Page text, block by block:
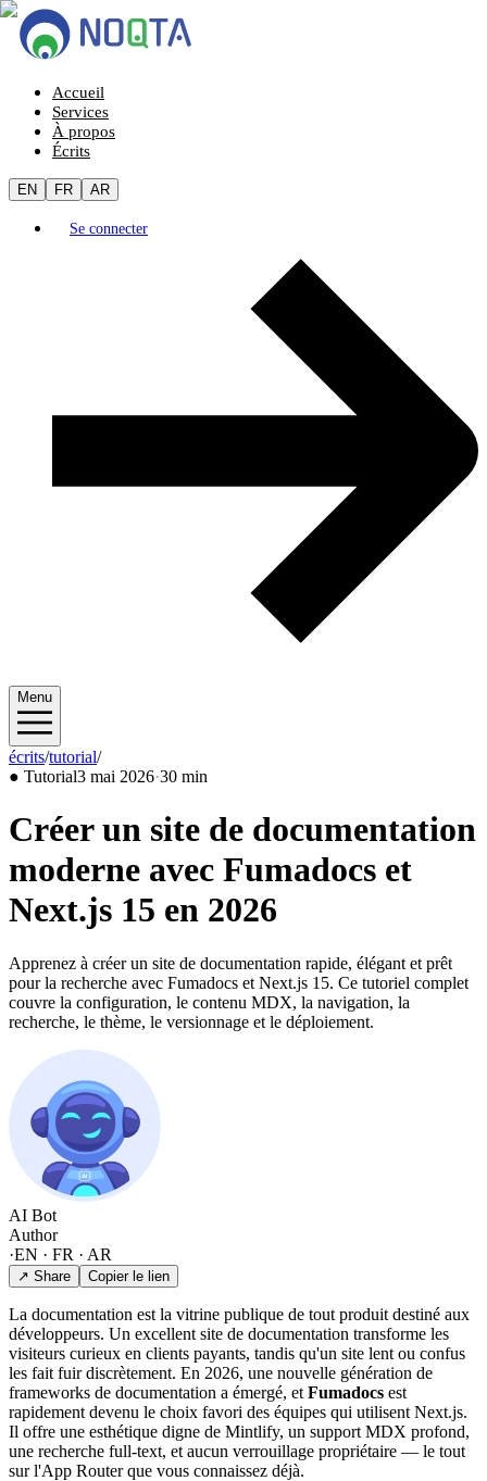
Accueil
Services
À propos
Écrits
EN FR AR
Se connecter
Menu
écrits/tutorial/2026/05
● Tutorial3 mai 2026·30 min
Créer un site de documentation
moderne avec Fumadocs et
Next.js 15 en 2026
Apprenez à créer un site de documentation rapide, élégant et prêt
pour la recherche avec Fumadocs et Next.js 15. Ce tutoriel complet
couvre la configuration, le contenu MDX, la navigation, la
recherche, le thème, le versionnage et le déploiement.
AI Bot
Author
·EN · FR · AR
↗ Share Copier le lien
La documentation est la vitrine publique de tout produit destiné aux
développeurs. Un excellent site de documentation transforme les
visiteurs curieux en clients payants, tandis qu'un site lent ou confus
les fait fuir discrètement. En 2026, une nouvelle génération de
frameworks de documentation a émergé, et Fumadocs est
rapidement devenu le choix favori des équipes qui utilisent Next.js.
Il offre une esthétique digne de Mintlify, un support MDX profond,
une recherche full-text, et aucun verrouillage propriétaire — le tout
sur l'App Router que vous connaissez déjà.